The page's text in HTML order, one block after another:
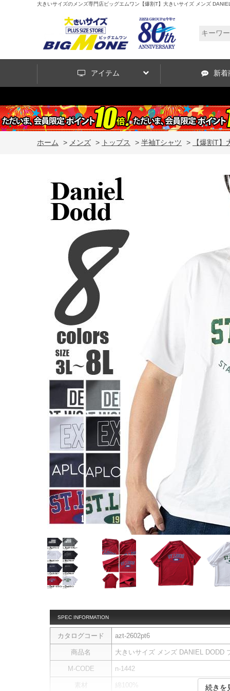
大きいサイズのメンズ専門店ビッグエムワン【爆割T】大きいサイズ メンズ
アイテム 新着
ホーム > メンズ > トップス > 半袖Tシャツ > 【爆割T
SPEC INFORMATION
カタログコード azt-2602pt6
商品名 大きいサイズ メンズ DANIEL DODD
M-CODE n-1442
綿100% 続きを